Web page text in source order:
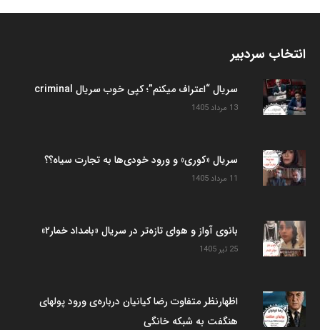
انتخاب سردبیر
سریال “اعتراف میکنم”؛ کپی خوب سریال criminal
13 مرداد 1405
سریال «کوری» و ورود خودی‌ها به تجارت سیاه؟؟
11 مرداد 1405
بانوی آواز و هوای تازه‌تر در سریال «بامداد خمار۲»
25 تیر 1405
اظهارنظر متفاوت رضا کیانیان درباره‌ی ورود پولهای
هنگفت به شبکه خانگی